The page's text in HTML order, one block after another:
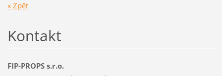
« Zpět
Kontakt
FIP-PROPS s.r.o.